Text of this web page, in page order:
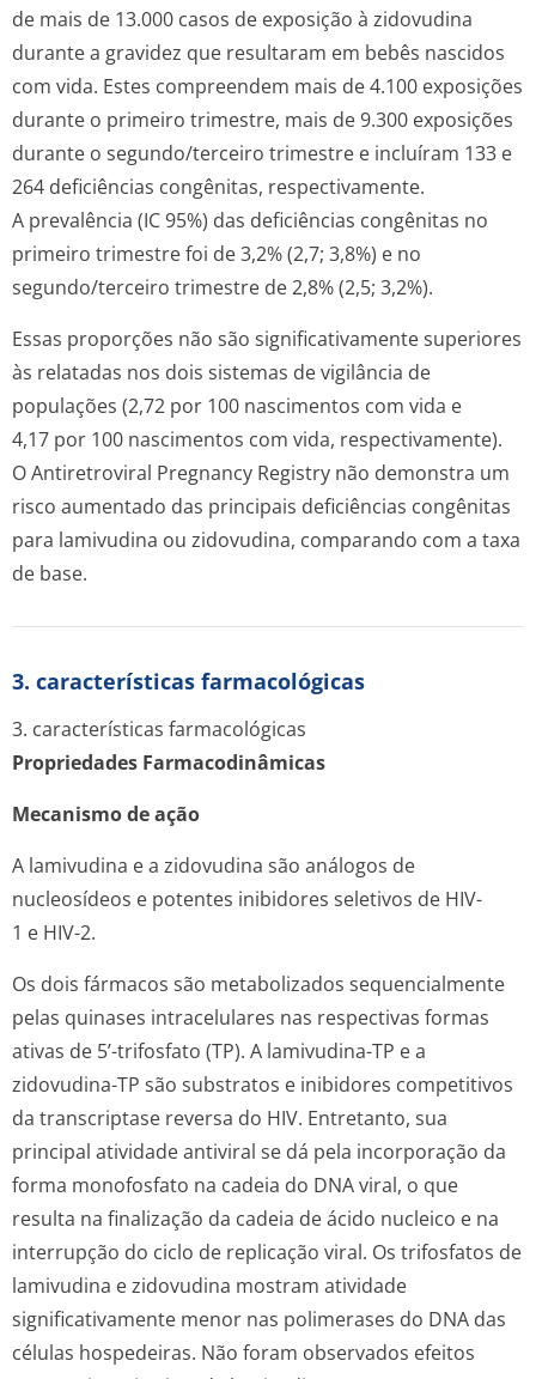
de mais de 13.000 casos de exposição à zidovudina
durante a gravidez que resultaram em bebês nascidos
com vida. Estes compreendem mais de 4.100 exposições
durante o primeiro trimestre, mais de 9.300 exposições
durante o segundo/terceiro trimestre e incluíram 133 e
264 deficiências congênitas, respectivamente.
A prevalência (IC 95%) das deficiências congênitas no
primeiro trimestre foi de 3,2% (2,7; 3,8%) e no
segundo/terceiro trimestre de 2,8% (2,5; 3,2%).
Essas proporções não são significativamente superiores
às relatadas nos dois sistemas de vigilância de
populações (2,72 por 100 nascimentos com vida e
4,17 por 100 nascimentos com vida, respectivamente).
OAntiretroviral Pregnancy Registry não demonstra um
risco aumentado das principais deficiências congênitas
para lamivudina ou zidovudina, comparando com a taxa
de base.
3. características farmacológicas
3. características farmacológicas
Propriedades Farmacodinâmicas
Mecanismo de ação
A lamivudina e a zidovudina são análogos de
nucleosídeos e potentes inibidores seletivos de HIV-
1 e HIV-2.
Os dois fármacos são metabolizados sequencialmente
pelas quinases intracelulares nas respectivas formas
ativas de 5’-trifosfato (TP). A lamivudina-TP e a
zidovudina-TP são substratos e inibidores competitivos
da transcriptase reversa do HIV. Entretanto, sua
principal atividade antiviral se dá pela incorporação da
forma monofosfato na cadeia do DNA viral, o que
resulta na finalização da cadeia de ácido nucleico e na
interrupção do ciclo de replicação viral. Os trifosfatos de
lamivudina e zidovudina mostram atividade
significativamente menor nas polimerases do DNA das
células hospedeiras. Não foram observados efeitos